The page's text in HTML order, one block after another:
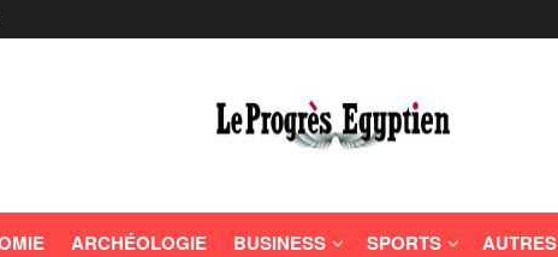
ARCHÉOLOGIE BUSINESS SPORTS AUTRES